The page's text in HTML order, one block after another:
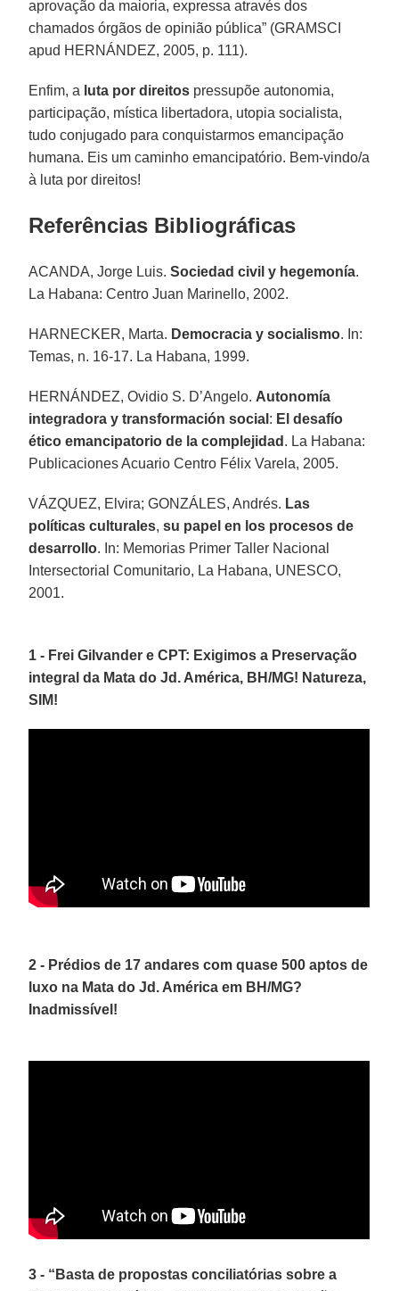
aprovação da maioria, expressa através dos
chamados órgãos de opinião pública” (GRAMSCI
apud HERNÁNDEZ, 2005, p. 111).
Enfim, a luta por direitos pressupõe autonomia,
participação, mística libertadora, utopia socialista,
tudo conjugado para conquistarmos emancipação
humana. Eis um caminho emancipatório. Bem-vindo/a
à luta por direitos!
Referências Bibliográficas
ACANDA, Jorge Luis.Sociedad civil y hegemonía.
La Habana: Centro Juan Marinello, 2002.
HARNECKER, Marta. Democracia y socialismo. In:
Temas, n. 16-17. La Habana, 1999.
HERNÁNDEZ, Ovidio S. D’Angelo. Autonomía
integradora y transformación social : El desafío
ético emancipatorio de la complejidad . La Habana:
Publicaciones Acuario Centro Félix Varela, 2005.
VÁZQUEZ, Elvira; GONZÁLES, Andrés. Las
políticas culturales, su papel en los procesos de
desarrollo. In: Memorias Primer Taller Nacional
Intersectorial Comunitario, La Habana, UNESCO,
2001.
1 - Frei Gilvander e CPT: Exigimos a Preservação
integral da Mata do Jd. América, BH/MG! Natureza,
SIM!
2 - Prédios de 17 andares com quase 500 aptos de
luxo na Mata do Jd. América em BH/MG?
Inadmissível!
3 - “Basta de propostas conciliatórias sobre a